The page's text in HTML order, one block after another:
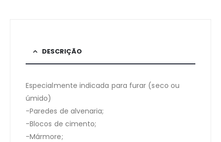
DESCRIÇÃO
Especialmente indicada para furar (seco ou
úmido)
-Paredes de alvenaria;
-Blocos de cimento;
-Mármore;